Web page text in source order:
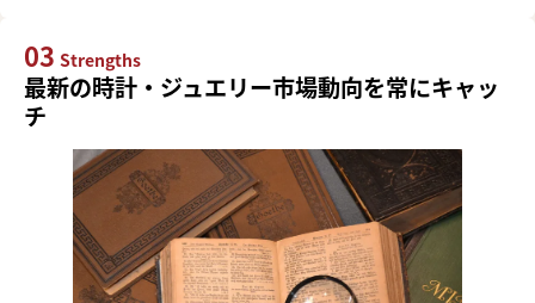
03 Strengths
最新の時計・ジュエリー市場動向を常にキャッ
チ